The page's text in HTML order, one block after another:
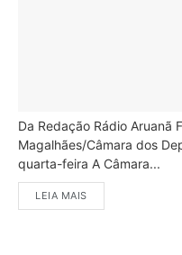
Da Redação Rádio
Magalhães/Câmara dos
quarta-feira A Câmara...
LEIA MAIS